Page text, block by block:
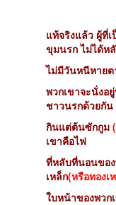
แท้จริงแล้ว ผู้ที่
ขุมนรก ไม่ได้ห
ไม่มีวันหนีหายต
พวกเขาจะนั่งอ
ชาวนรกด้วยกัน
กินแต่ต้นซักกูม
เขาคือไฟ
ที่หลับที่นอนขอ
เหล็ก(หรือทองเ
ใบหน้าของพวก